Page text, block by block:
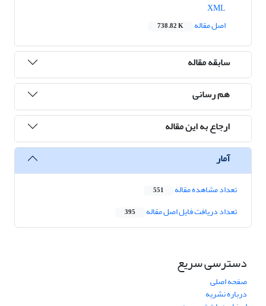
اصل مقاله
738.82 K
سابقه مقاله
هم رسانی
ارجاع به این مقاله
آمار
تعداد مشاهده مقاله 551
تعداد دریافت فایل اصل مقاله 395
دسترسی سریع
صفحه اصلی
درباره نشریه